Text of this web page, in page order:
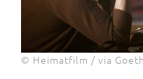
© Heimatfilm / via